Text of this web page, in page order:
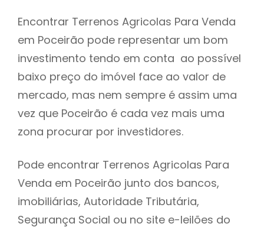
Encontrar Terrenos Agricolas Para Venda
em Poceirão pode representar um bom
investimento tendo em conta ao possível
baixo preço do imóvel face ao valor de
mercado, mas nem sempre é assim uma
vez que Poceirão é cada vez mais uma
zona procurar por investidores.
Pode encontrar Terrenos Agricolas Para
Venda em Poceirão junto dos bancos,
imobiliárias, Autoridade Tributária,
Segurança Social ou no site e-leilões do